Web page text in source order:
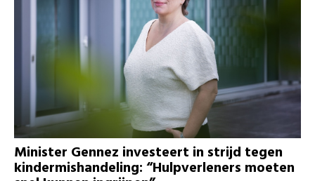
Minister Gennez investeert in strijd tegen
kindermishandeling: “Hulpverleners moeten